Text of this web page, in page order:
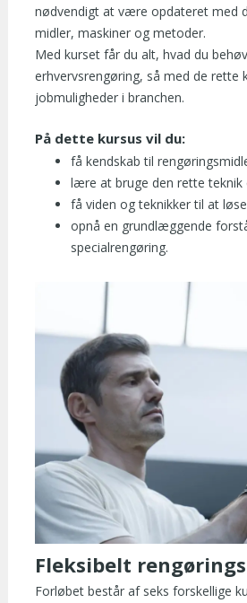
nødvendigt at være opdateret med
midler, maskiner og metoder.
Med kurset får du alt, hvad du
erhvervsrengøring, så med de rette
jobmuligheder i branchen.
På dette kursus vil du:
få kendskab til
lære at bruge den rette
få viden og teknikker til at
opnå en grundlæggende
specialrengøring.
Fleksibelt
Forløbet består af seks forskellige